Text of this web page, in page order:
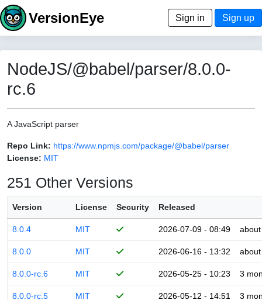
VersionEye Sign in Sign up
NodeJS/@babel/parser/8.0.0-
rc.6
A JavaScript parser
Repo Link: https://www.npmjs.com/package/@babel/parser
License: MIT
251 Other Versions
Version License Security Released
8.0.4 MIT 2026-07-09 - 08:49
8.0.0 MIT 2026-06-16 - 13:32
8.0.0-rc.6 MIT 2026-05-25 - 10:23 3
8.0.0-rc.5 MIT 2026-05-12 - 14:51 3